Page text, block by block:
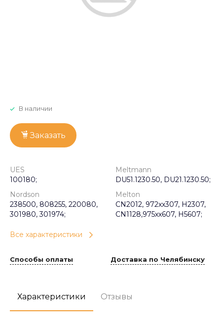
В наличии
Заказать
UES
100180;
Meltmann
DU51.1230.50, DU21.1230.50;
Nordson
238500, 808255, 220080,
301980, 301974;
Melton
CN2012, 972xx307, H2307,
CN1128,975xx607, H5607;
Все характеристики
Способы оплаты Доставка по Челябинску
Характеристики Отзывы